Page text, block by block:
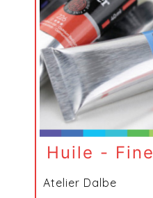
Huile - Fine
Atelier Dalbe